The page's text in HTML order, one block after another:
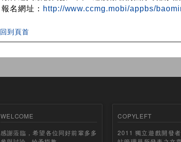
報名網址： http://www.ccmg.mobi/appbs/
回到頁首
WELCOME
感謝蒞臨，希望各位同好前輩多多
COPYLEFT
2011 獨立遊戲開發